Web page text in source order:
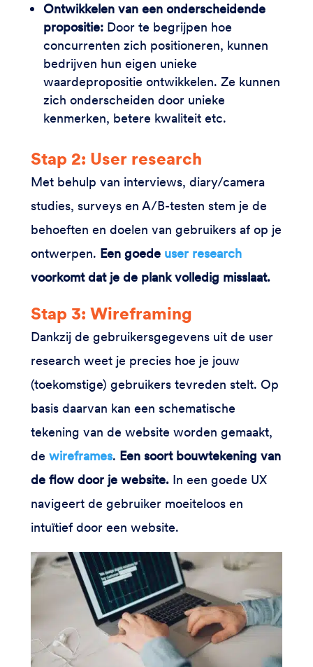
Ontwikkelen van een onderscheidende
propositie: Door te begrijpen hoe
concurrenten zich positioneren, kunnen
bedrijven hun eigen unieke
waardepropositie ontwikkelen. Ze kunnen
zich onderscheiden door unieke
kenmerken, betere kwaliteit etc.
Stap 2: User research
Met behulp van interviews, diary/camera
studies, surveys en A/B-testen stem je de
behoeften en doelen van gebruikers af op je
ontwerpen. Een goede user research
voorkomt dat je de plank volledig misslaat.
Stap 3: Wireframing
Dankzij de gebruikersgegevens uit de user
research weet je precies hoe je jouw
(toekomstige) gebruikers tevreden stelt. Op
basis daarvan kan een schematische
tekening van de website worden gemaakt,
de wireframes. Een soort bouwtekening van
de flow door je website. In een goede UX
navigeert de gebruiker moeiteloos en
intuïtief door een website.